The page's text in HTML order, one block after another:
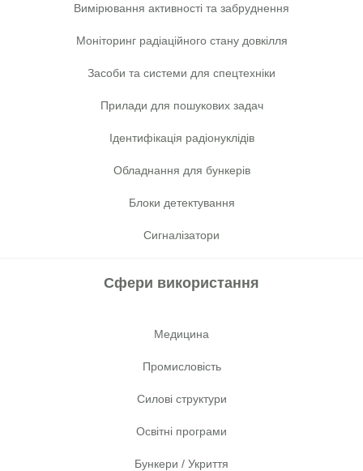
Вимірювання активності та забруднення
Моніторинг радіаційного стану довкілля
Засоби та системи для спецтехніки
Прилади для пошукових задач
Ідентифікація радіонуклідів
Обладнання для бункерів
Блоки детектування
Сигналізатори
Сфери використання
Медицина
Промисловість
Cилові структури
Освітні програми
Бункери / Укриття